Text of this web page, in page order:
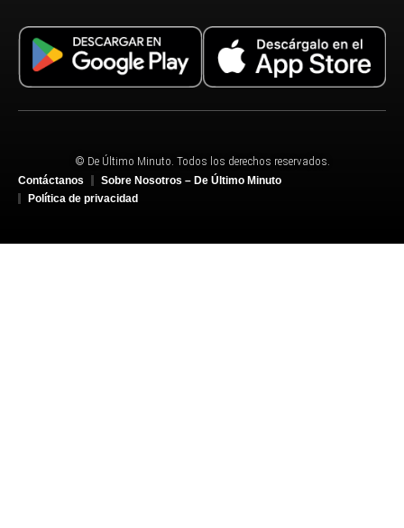
© De Último Minuto. Todos los derechos reservados.
Contáctanos
Sobre Nosotros – De Último Minuto
Política de privacidad